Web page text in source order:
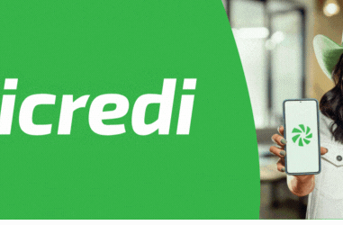
revólveres e espingardas
Fiat Uno na BR-364
transporte de cargas por empresa
Brasília